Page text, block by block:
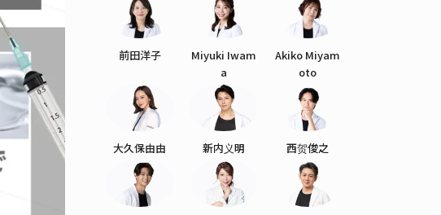
前田洋子
Miyuki Iwam
a
Akiko Miyam
oto
大久保由由 新内义明 西贺俊之